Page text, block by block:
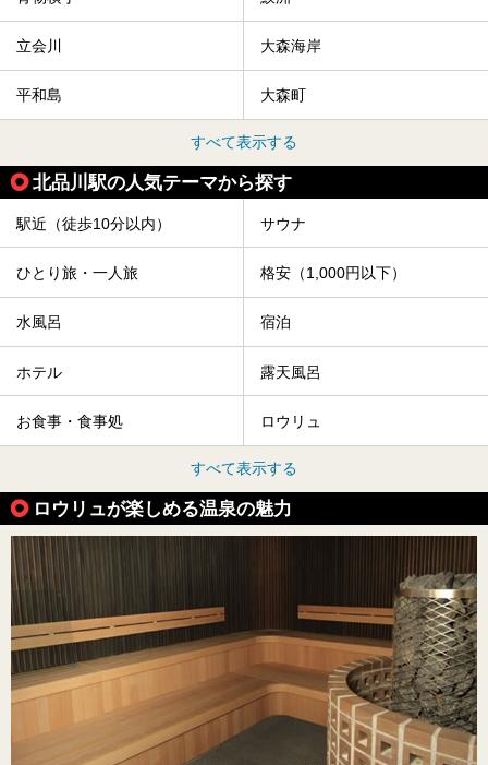
立会川 大森海岸
平和島 大森町
すべて表示する
北品川駅の人気テーマから探す
駅近（徒歩10分以内） サウナ
ひとり旅・一人旅 格安（1,000円以下）
水風呂 宿泊
ホテル 露天風呂
お食事・食事処 ロウリュ
すべて表示する
ロウリュが楽しめる温泉の魅力